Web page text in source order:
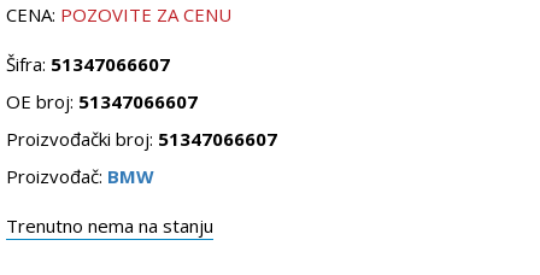
CENA: POZOVITE ZA CENU
Šifra: 51347066607
OE broj: 51347066607
Proizvođački broj: 51347066607
Proizvođač: BMW
Trenutno nema na stanju